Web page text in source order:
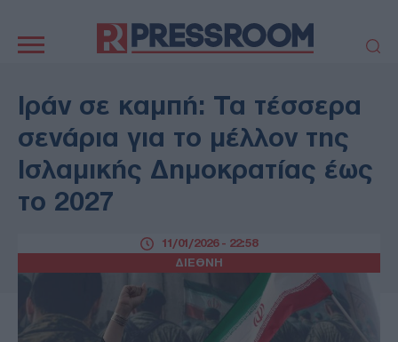
πλοήγηση
ΠΟΛΙΤΙΚΗ
ΤΟΥΡΚΙΑ
ΟΙΚΟΝΟΜΙΑ
ΕΚΚΛΗΣΙΑ
ΑΜΥΝΑ
ΔΙΕΘΝΗ
ΚΥΠΡΟΣ
MEDIA
AUTO - MOTO
ΓΑΣΤΡΟΝΟΜΙΑ
ΤΕΧΝΟΛΟΓΙΑ
ΖΩΔΙΑ
ΑΡΘΡΟΓΡΑΦΙΑ
Ιράν σε καμπή: Τα τέσσερα
σενάρια για το μέλλον της
Ισλαμικής Δημοκρατίας έως
το 2027
ΔΙΕΘΝΗ
11/01/2026 - 22:58